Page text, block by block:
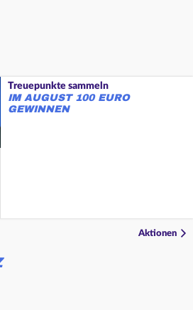
Treuepunkte sammeln
IM AUGUST 100 EURO
GEWINNEN
Aktionen